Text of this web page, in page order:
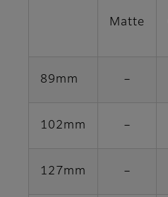
Matte
89mm －
102mm －
127mm －